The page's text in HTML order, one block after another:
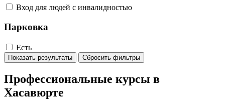
Вход для людей с инвалидностью
Парковка
Есть
Показать результаты Сбросить фильтры
Профессиональные курсы в
Хасавюрте